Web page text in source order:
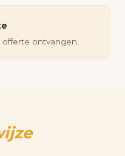
ontvangen.